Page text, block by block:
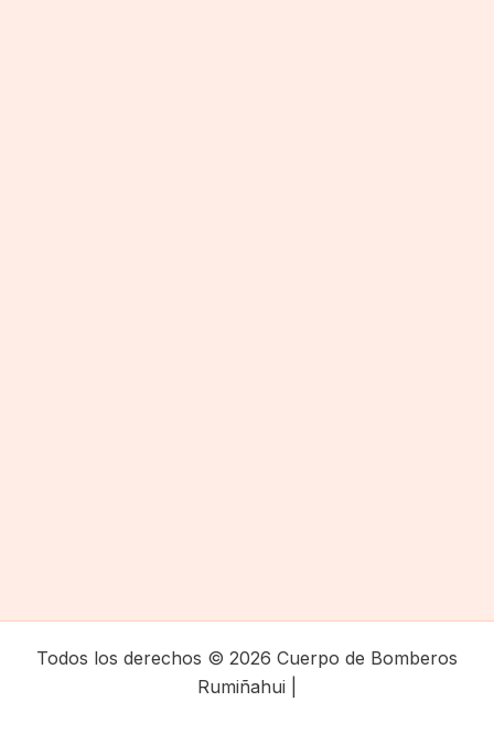
Todos los derechos © 2026 Cuerpo de Bomberos
Rumiñahui |